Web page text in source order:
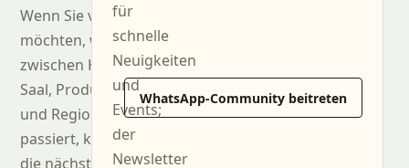
Wenn Sie verfolgen
möchten, was
zwischen Küche,
Saal, Produzenten
und Region
passiert, können Sie
die nächsten
für
schnelle
Neuigkeiten
und
Events;
der
Newsletter
WhatsApp-Community beitreten